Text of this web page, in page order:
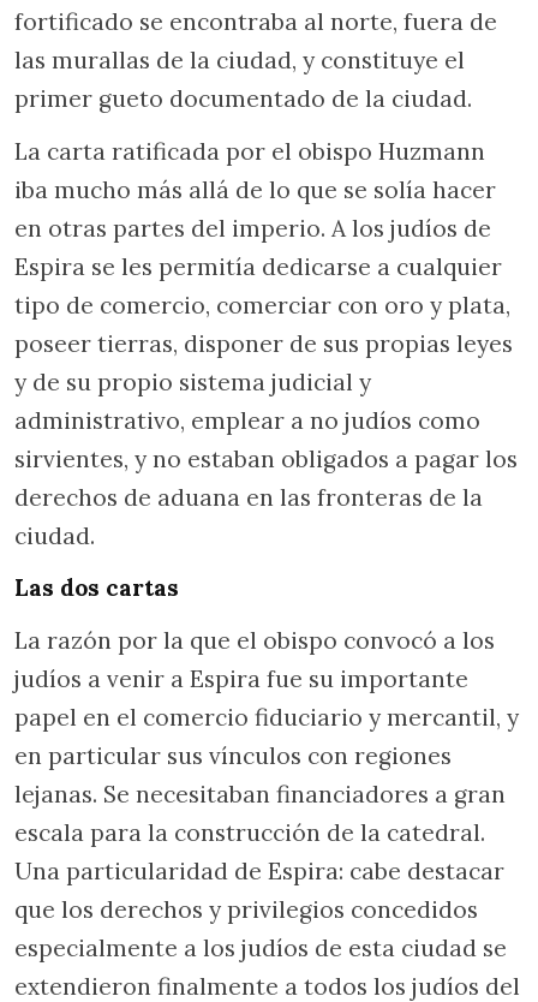
fortificado se encontraba al norte, fuera de
las murallas de la ciudad, y constituye el
primer gueto documentado de la ciudad.
La carta ratificada por el obispo Huzmann
iba mucho más allá de lo que se solía hacer
en otras partes del imperio. A los judíos de
Espira se les permitía dedicarse a cualquier
tipo de comercio, comerciar con oro y plata,
poseer tierras, disponer de sus propias leyes
y de su propio sistema judicial y
administrativo, emplear a no judíos como
sirvientes, y no estaban obligados a pagar los
derechos de aduana en las fronteras de la
ciudad.
Las dos cartas
La razón por la que el obispo convocó a los
judíos a venir a Espira fue su importante
papel en el comercio fiduciario y mercantil, y
en particular sus vínculos con regiones
lejanas. Se necesitaban financiadores a gran
escala para la construcción de la catedral.
Una particularidad de Espira: cabe destacar
que los derechos y privilegios concedidos
especialmente a los judíos de esta ciudad se
extendieron finalmente a todos los judíos del